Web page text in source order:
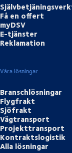
Få en offert
myDSV
E-tjänster
Reklamation
Våra lösningar
Branschlösningar
Flygfrakt
Sjöfrakt
Vägtransport
Projekttransport
Kontraktslogistik
Alla lösningar